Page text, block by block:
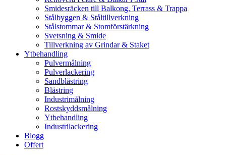
Smidesräcken till Balkong, Terrass & Trappa
Stålbyggen & Ståltillverkning
Stålstommar & Stomförstärkning
Svetsning & Smide
Tillverkning av Grindar & Staket
Ytbehandling
Pulvermålning
Pulverlackering
Sandblästring
Blästring
Industrimålning
Rostskyddsmålning
Ytbehandling
Industrilackering
Blogg
Offert